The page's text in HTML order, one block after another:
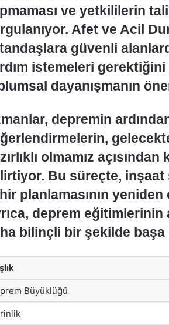
ve yetkililerin
Afet ve Acil
güvenli
istemeleri
dayanışmanın
depremin
olmamız
Bu süreçte, inşaat
planlamasının
deprem eğitimlerinin
bilinçli bir şekilde başa
Büyüklüğü